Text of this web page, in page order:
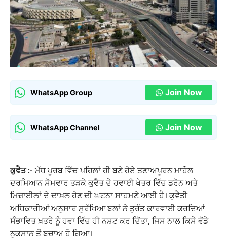
WhatsApp Group Join Now
WhatsApp Channel Join Now
ਕੁਵੈਤ :- ਮੱਧ ਪੂਰਬ ਵਿੱਚ ਪਹਿਲਾਂ ਹੀ ਬਣੇ ਹੋਏ ਤਣਾਅਪੂਰਨ ਮਾਹੌਲ
ਦਰਮਿਆਨ ਸੋਮਵਾਰ ਤੜਕੇ ਕੁਵੈਤ ਦੇ ਹਵਾਈ ਖੇਤਰ ਵਿੱਚ ਡਰੋਨ ਅਤੇ
ਮਿਜ਼ਾਈਲਾਂ ਦੇ ਦਾਖ਼ਲ ਹੋਣ ਦੀ ਘਟਨਾ ਸਾਹਮਣੇ ਆਈ ਹੈ। ਕੁਵੈਤੀ
ਅਧਿਕਾਰੀਆਂ ਅਨੁਸਾਰ ਸੁਰੱਖਿਆ ਬਲਾਂ ਨੇ ਤੁਰੰਤ ਕਾਰਵਾਈ ਕਰਦਿਆਂ
ਸੰਭਾਵਿਤ ਖ਼ਤਰੇ ਨੂੰ ਹਵਾ ਵਿੱਚ ਹੀ ਨਸ਼ਟ ਕਰ ਦਿੱਤਾ, ਜਿਸ ਨਾਲ ਕਿਸੇ ਵੱਡੇ
ਨੁਕਸਾਨ ਤੋਂ ਬਚਾਅ ਹੋ ਗਿਆ।